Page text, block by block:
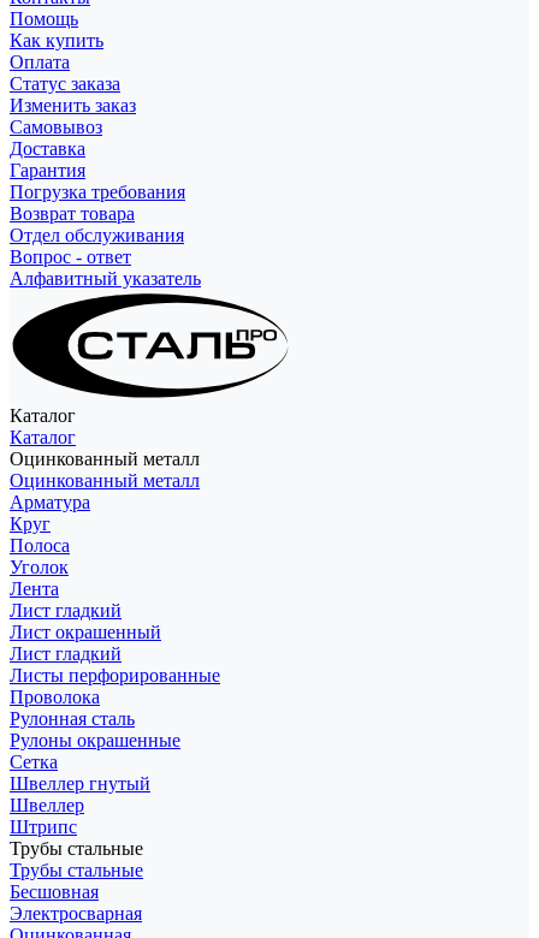
Помощь
Как купить
Оплата
Статус заказа
Изменить заказ
Самовывоз
Доставка
Гарантия
Погрузка требования
Возврат товара
Отдел обслуживания
Вопрос - ответ
Алфавитный указатель
Каталог
Каталог
Оцинкованный металл
Оцинкованный металл
Арматура
Круг
Полоса
Уголок
Лента
Лист гладкий
Лист окрашенный
Лист гладкий
Листы перфорированные
Проволока
Рулонная сталь
Рулоны окрашенные
Сетка
Швеллер гнутый
Швеллер
Штрипс
Трубы стальные
Трубы стальные
Бесшовная
Электросварная